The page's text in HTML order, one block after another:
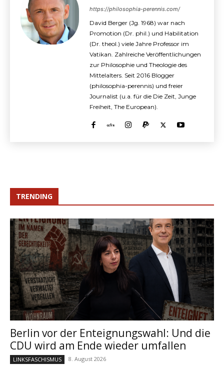
https://philosophia-perennis.com/
David Berger (Jg. 1968) war nach
Promotion (Dr. phil.) und Habilitation
(Dr. theol.) viele Jahre Professor im
Vatikan. Zahlreiche Veröffentlichungen
zur Philosophie und Theologie des
Mittelalters. Seit 2016 Blogger
(philosophia-perennis) und freier
Journalist (u.a. für die Die Zeit, Junge
Freiheit, The European).
TRENDING
Berlin vor der Enteignungswahl: Und die
CDU wird am Ende wieder umfallen
LINKSFASCHISMUS 8. August 2026